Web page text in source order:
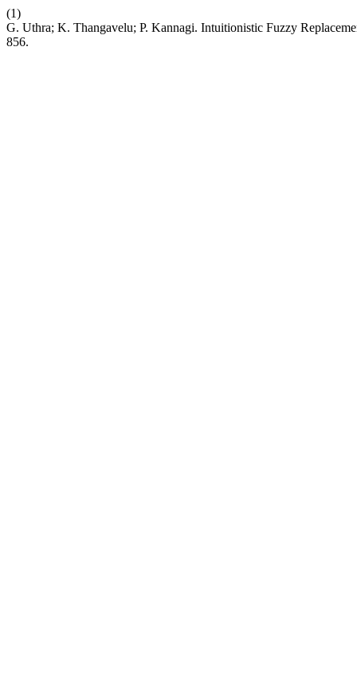
(1)
G. Uthra; K. Thangavelu; P. Kannagi. Intuitionistic Fuzzy
856.